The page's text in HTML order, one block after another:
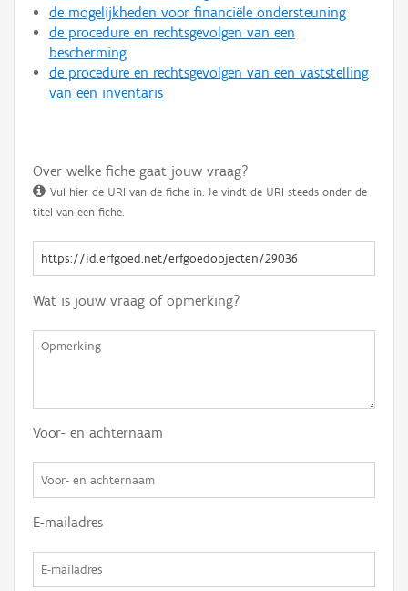
de mogelijkheden voor financiële ondersteuning
de procedure en rechtsgevolgen van een
bescherming
de procedure en rechtsgevolgen van een vaststelling
van een inventaris
Over welke fiche gaat jouw vraag?
Vul hier de URI van de fiche in. Je vindt de URI steeds onder de
titel van een fiche.
Wat is jouw vraag of opmerking?
Voor- en achternaam
E-mailadres